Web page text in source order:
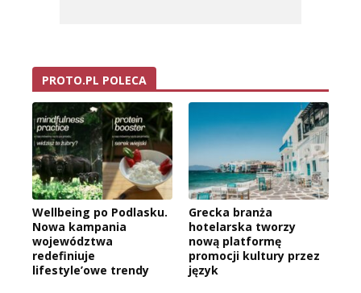
PROTO.PL POLECA
Wellbeing po Podlasku.
Nowa kampania
województwa
redefiniuje
lifestyle’owe trendy
Grecka branża
hotelarska tworzy
nową platformę
promocji kultury przez
język